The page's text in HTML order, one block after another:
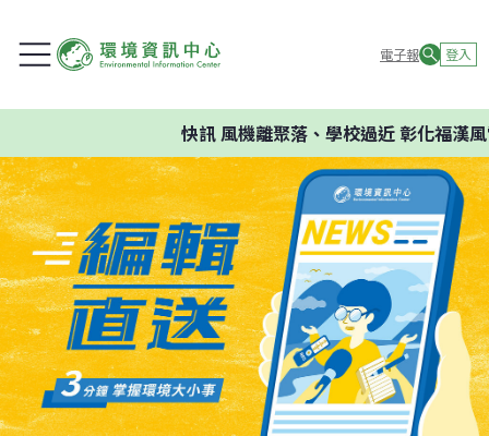
電子報 登入
快訊風機離聚落、學校過近 彰化福漢風